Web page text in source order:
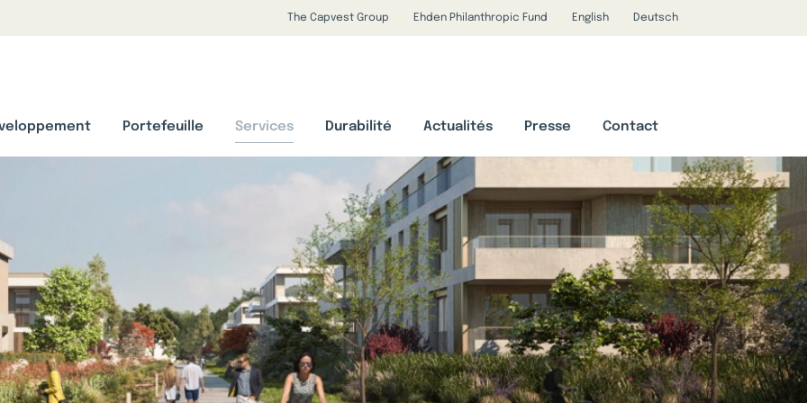
The Capvest Group Ehden Philanthropic Fund English Deutsch
Portefeuille Services Durabilité Actualités Presse Contact